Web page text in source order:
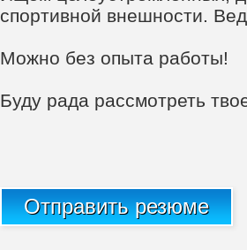
спортивной внешности.
Можно без опыта работы!
Буду рада рассмотреть
Отправить резюме